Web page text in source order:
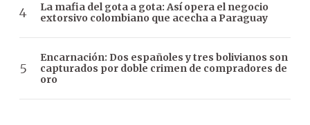
La mafia del gota a gota: Así opera el negocio
extorsivo colombiano que acecha a Paraguay
Encarnación: Dos españoles y tres bolivianos son
capturados por doble crimen de compradores de
oro